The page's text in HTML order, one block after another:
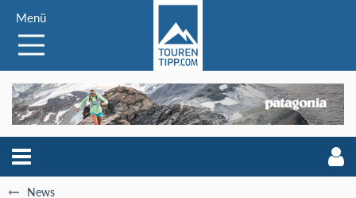
Menü
News